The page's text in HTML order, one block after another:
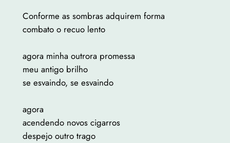
Conforme as sombras adquirem forma
combato o recuo lento
agora minha outrora promessa
meu antigo brilho
se esvaindo, se esvaindo
agora
acendendo novos cigarros
despejo outro trago